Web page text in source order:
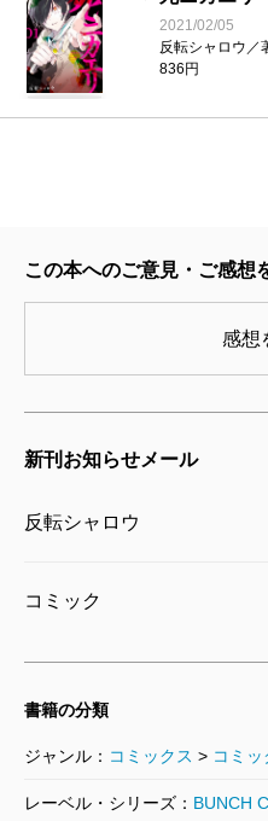
2021/02/05
反転シャロウ／
836円
この本へのご意見・ご感想
感想
新刊お知らせメール
反転シャロウ
コミック
書籍の分類
ジャンル： コミックス > コミッ
レーベル・シリーズ： BUNCH